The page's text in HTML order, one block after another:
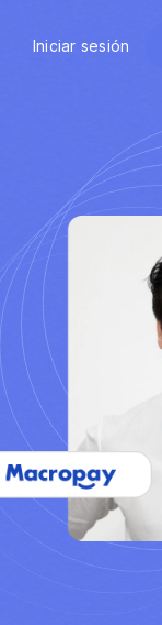
Iniciar sesión